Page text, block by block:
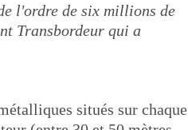
l'ordre de six millions de
Transbordeur qui a
situés sur chaque